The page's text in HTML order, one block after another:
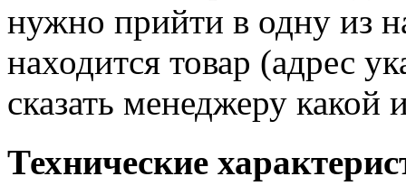
нужно прийти в одну из
находится товар (адрес
сказать менеджеру
Технические